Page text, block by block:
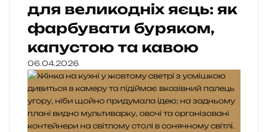
для великодніх яєць: як
фарбувати буряком,
капустою та кавою
06.04.2026